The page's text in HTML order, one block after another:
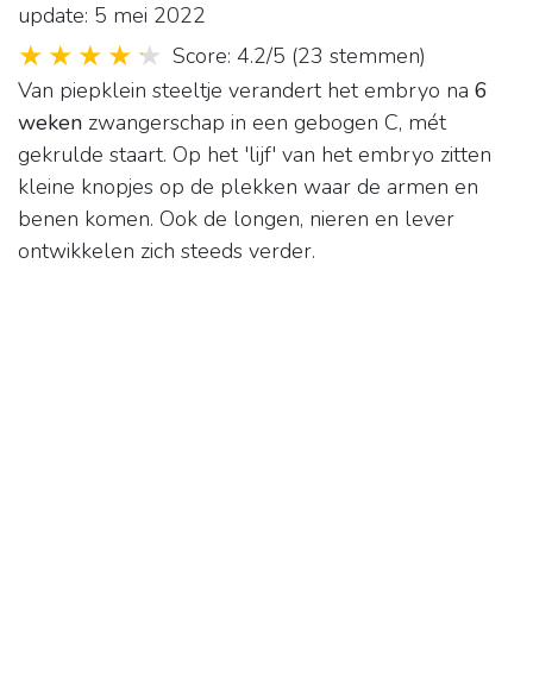
update: 5 mei 2022
Score: 4.2/5 (23 stemmen)
Van piepklein steeltje verandert het embryo na 6
weken zwangerschap in een gebogen C, mét
gekrulde staart. Op het 'lijf' van het embryo zitten
kleine knopjes op de plekken waar de armen en
benen komen. Ook de longen, nieren en lever
ontwikkelen zich steeds verder.